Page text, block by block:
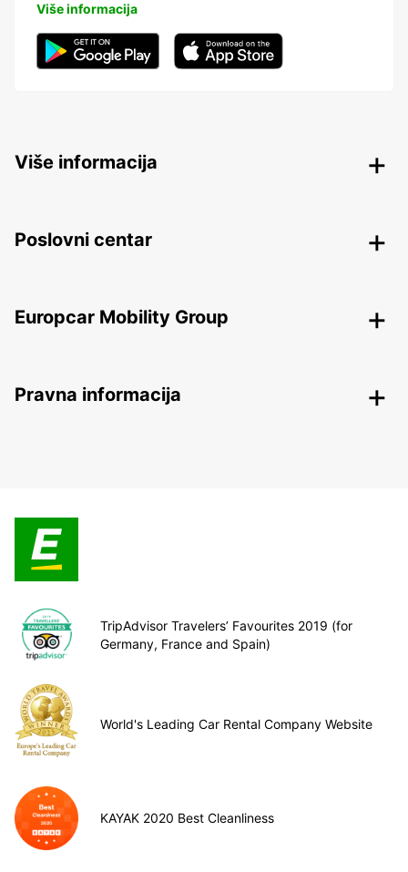
Više informacija
Više informacija
Poslovni centar
Europcar Mobility Group
Pravna informacija
TripAdvisor Travelers’ Favourites 2019 (for
Germany, France and Spain)
World's Leading Car Rental Company Website
KAYAK 2020 Best Cleanliness